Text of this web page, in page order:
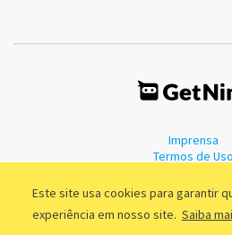
Este site usa cookies para garantir
experiência em nosso site. Saiba
Imprensa
Termos de Uso